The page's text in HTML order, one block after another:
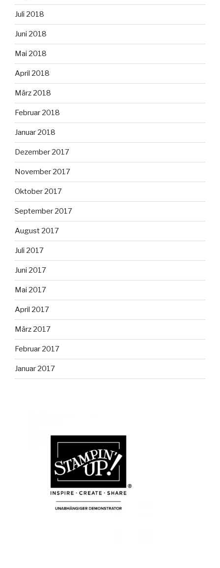
Juli 2018
Juni 2018
Mai 2018
April 2018
März 2018
Februar 2018
Januar 2018
Dezember 2017
November 2017
Oktober 2017
September 2017
August 2017
Juli 2017
Juni 2017
Mai 2017
April 2017
März 2017
Februar 2017
Januar 2017